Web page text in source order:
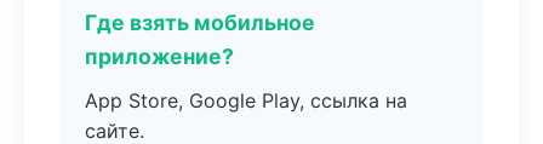
Где взять мобильное
приложение?
App Store, Google Play, ссылка на
сайте.